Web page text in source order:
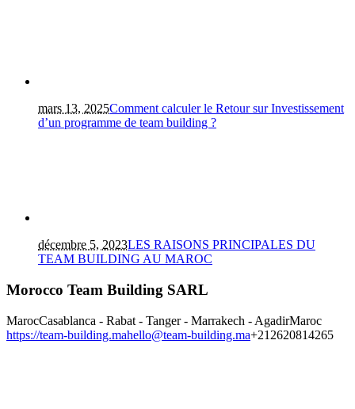
mars 13, 2025Comment calculer le Retour sur Investissement
d’un programme de team building ?
décembre 5, 2023LES RAISONS PRINCIPALES DU
TEAM BUILDING AU MAROC
Morocco Team Building SARL
MarocCasablanca - Rabat - Tanger - Marrakech - AgadirMaroc
https://team-building.mahello@team-building.ma+212620814265